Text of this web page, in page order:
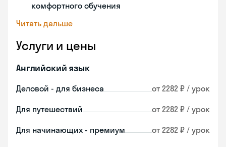
комфортного обучения
Читать дальше
Услуги и цены
Английский язык
Деловой - для бизнеса от 2282 ₽ / урок
Для путешествий от 2282 ₽ / урок
Для начинающих - премиум от 2282 ₽ / урок